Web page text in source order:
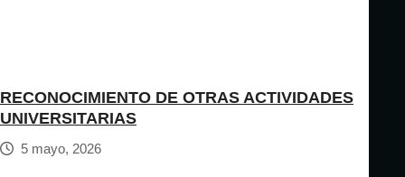
RECONOCIMIENTO DE OTRAS ACTIVIDADES
UNIVERSITARIAS
5 mayo, 2026